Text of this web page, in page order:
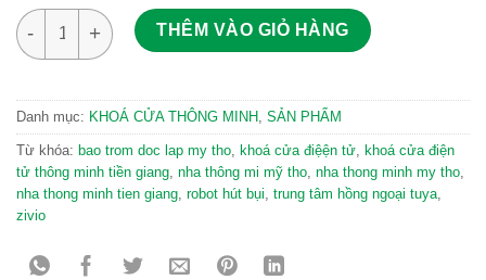
Khóa cửa thông minh 5 IN 1 Laffer LX08N số lượng
THÊM VÀO GIỎ HÀNG
Danh mục: KHOÁ CỬA THÔNG MINH SẢN PHẨM
Từ khóa: bao trom doc lap my tho khoá cửa điệện tử khoá cửa điện
tử thông minh tiền giang nha thông mi mỹ tho nha thong minh my tho
nha thong minh tien giang robot hút bụi trung tâm hồng ngoại tuya
zivio